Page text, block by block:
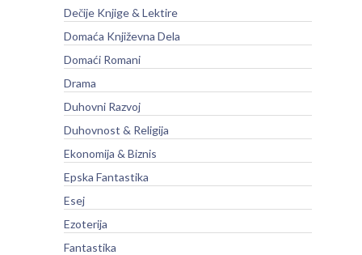
Dečije Knjige & Lektire
Domaća Književna Dela
Domaći Romani
Drama
Duhovni Razvoj
Duhovnost & Religija
Ekonomija & Biznis
Epska Fantastika
Esej
Ezoterija
Fantastika